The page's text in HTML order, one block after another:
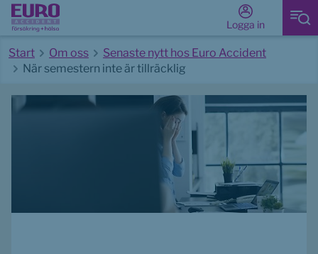
Logga in
Start Om oss
Senaste nytt hos Euro Accident
När semestern inte är tillräcklig